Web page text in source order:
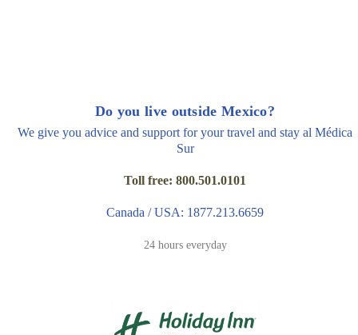
Do you live outside Mexico?
We give you advice and support for your travel and stay al Médica
Sur
Toll free: 800.501.0101
Canada / USA: 1877.213.6659
24 hours everyday